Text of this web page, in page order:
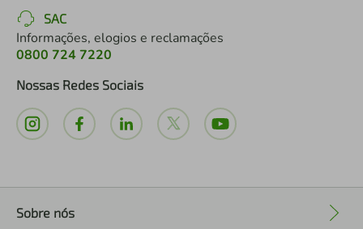
SAC
Informações, elogios e reclamações
0800 724 7220
Nossas Redes Sociais
Sobre nós